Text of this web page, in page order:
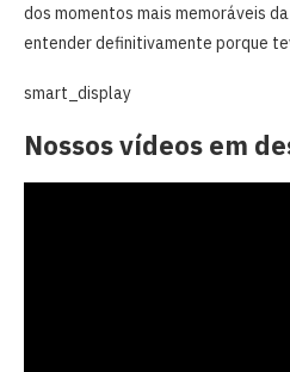
dos momentos mais memoráveis
entender definitivamente porque
smart_display
Nossos vídeos em